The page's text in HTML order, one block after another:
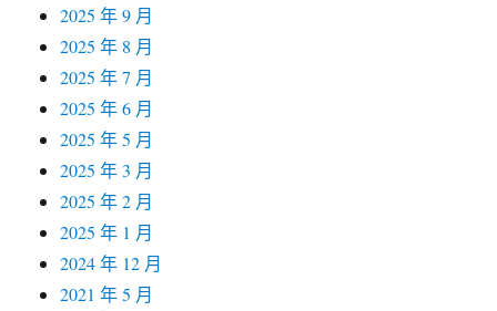
2025 年 9 月
2025 年 8 月
2025 年 7 月
2025 年 6 月
2025 年 5 月
2025 年 3 月
2025 年 2 月
2025 年 1 月
2024 年 12 月
2021 年 5 月